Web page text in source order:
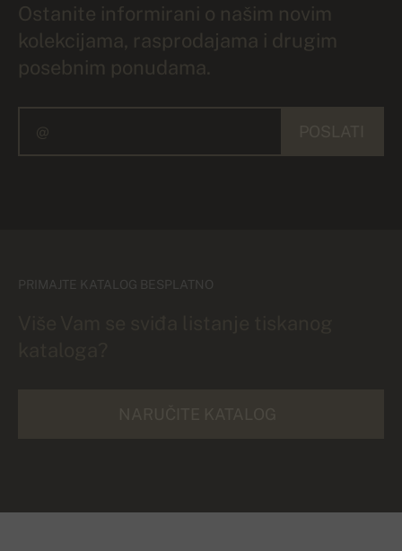
Ostanite informirani o našim novim
kolekcijama, rasprodajama i drugim
posebnim ponudama.
PRIMAJTE KATALOG BESPLATNO